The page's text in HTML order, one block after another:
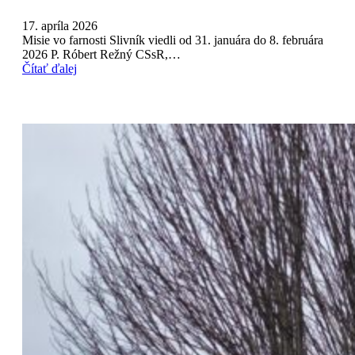
17. apríla 2026
Misie vo farnosti Slivník viedli od 31. januára do 8. februára
2026 P. Róbert Režný CSsR,…
Čítať ďalej